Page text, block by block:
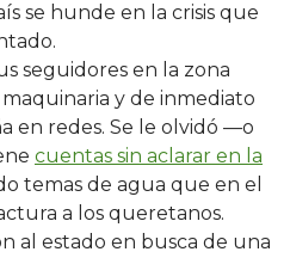
se hunde en la crisis que
seguidores en la zona
y de inmediato
en redes. Se le olvidó —o
cuentas sin aclarar en la
temas de agua que en el
a los queretanos.
al estado en busca de una